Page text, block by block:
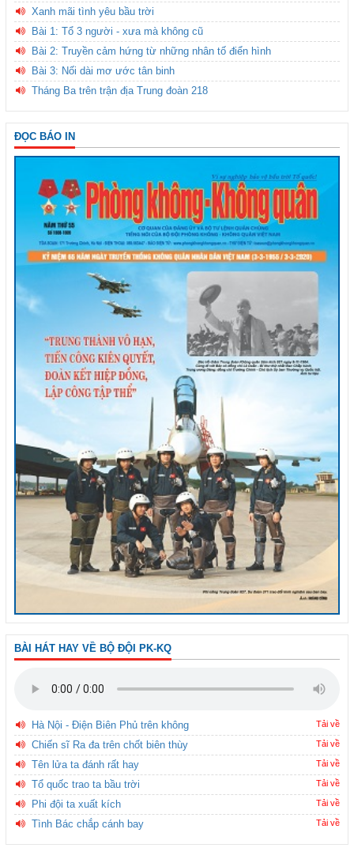
Xanh mãi tình yêu bầu trời
Bài 1: Tổ 3 người - xưa mà không cũ
Bài 2: Truyền cảm hứng từ những nhân tố điển hình
Bài 3: Nối dài mơ ước tân binh
Tháng Ba trên trận địa Trung đoàn 218
ĐỌC BÁO IN
BÀI HÁT HAY VỀ BỘ ĐỘI PK-KQ
Hà Nội - Điện Biên Phủ trên không Tải về
Chiến sĩ Ra đa trên chốt biên thùy Tải về
Tên lửa ta đánh rất hay Tải về
Tổ quốc trao ta bầu trời Tải về
Phi đội ta xuất kích Tải về
Tình Bác chắp cánh bay Tải về